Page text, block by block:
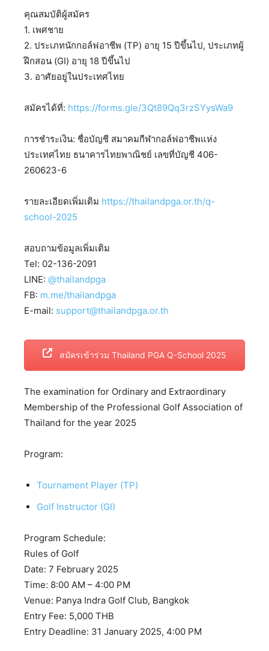
คุณสมบัติผู้สมัคร
1. เพศชาย
2. ประเภทนักกอล์ฟอาชีพ (TP) อายุ 15 ปีขึ้นไป, ประเภทผู้
ฝึกสอน (GI) อายุ 18 ปีขึ้นไป
3. อาศัยอยู่ในประเทศไทย
สมัครได้ที่: https://forms.gle/3Qt89Qq3rzSYysWa9
การชำระเงิน: ชื่อบัญชี สมาคมกีฬากอล์ฟอาชีพแห่ง
ประเทศไทย ธนาคารไทยพาณิชย์ เลขที่บัญชี 406-
260623-6
รายละเอียดเพิ่มเติม https://thailandpga.or.th/q-
school-2025
สอบถามข้อมูลเพิ่มเติม
Tel: 02-136-2091
LINE: @thailandpga
FB: m.me/thailandpga
E-mail: support@thailandpga.or.th
สมัครเข้าร่วม Thailand PGA Q-School 2025
The examination for Ordinary and Extraordinary
Membership of the Professional Golf Association of
Thailand for the year 2025
Program:
Tournament Player (TP)
Golf Instructor (GI)
Program Schedule:
Rules of Golf
Date: 7 February 2025
Time: 8:00 AM – 4:00 PM
Venue: Panya Indra Golf Club, Bangkok
Entry Fee: 5,000 THB
Entry Deadline: 31 January 2025, 4:00 PM